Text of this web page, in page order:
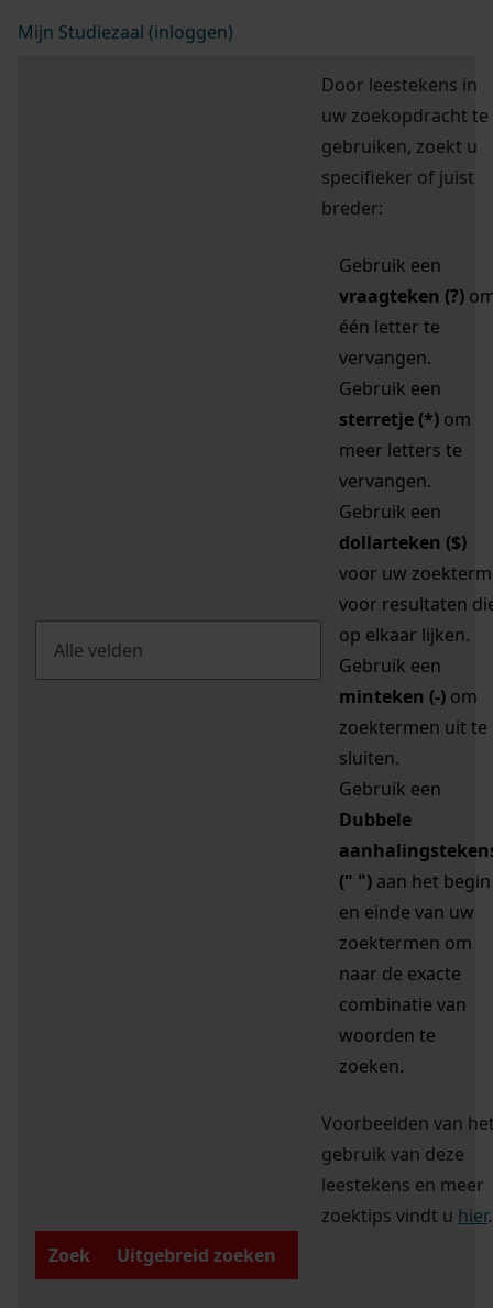
Mijn Studiezaal (inloggen)
Door leestekens in
uw zoekopdracht te
gebruiken, zoekt u
specifieker of juist
breder:
Gebruik een
vraagteken (?)
één letter te
vervangen.
Gebruik een
sterretje (*) om
meer letters te
vervangen.
Gebruik een
dollarteken ($)
voor uw zoekterm
voor resultaten
op elkaar lijken.
Gebruik een
minteken (-) om
zoektermen uit te
sluiten.
Gebruik een
Dubbele
(" ") aan het begin
en einde van uw
zoektermen om
naar de exacte
combinatie van
woorden te
zoeken.
Voorbeelden van
gebruik van deze
leestekens en meer
zoektips vindt u hier.
Zoek
Uitgebreid zoeken